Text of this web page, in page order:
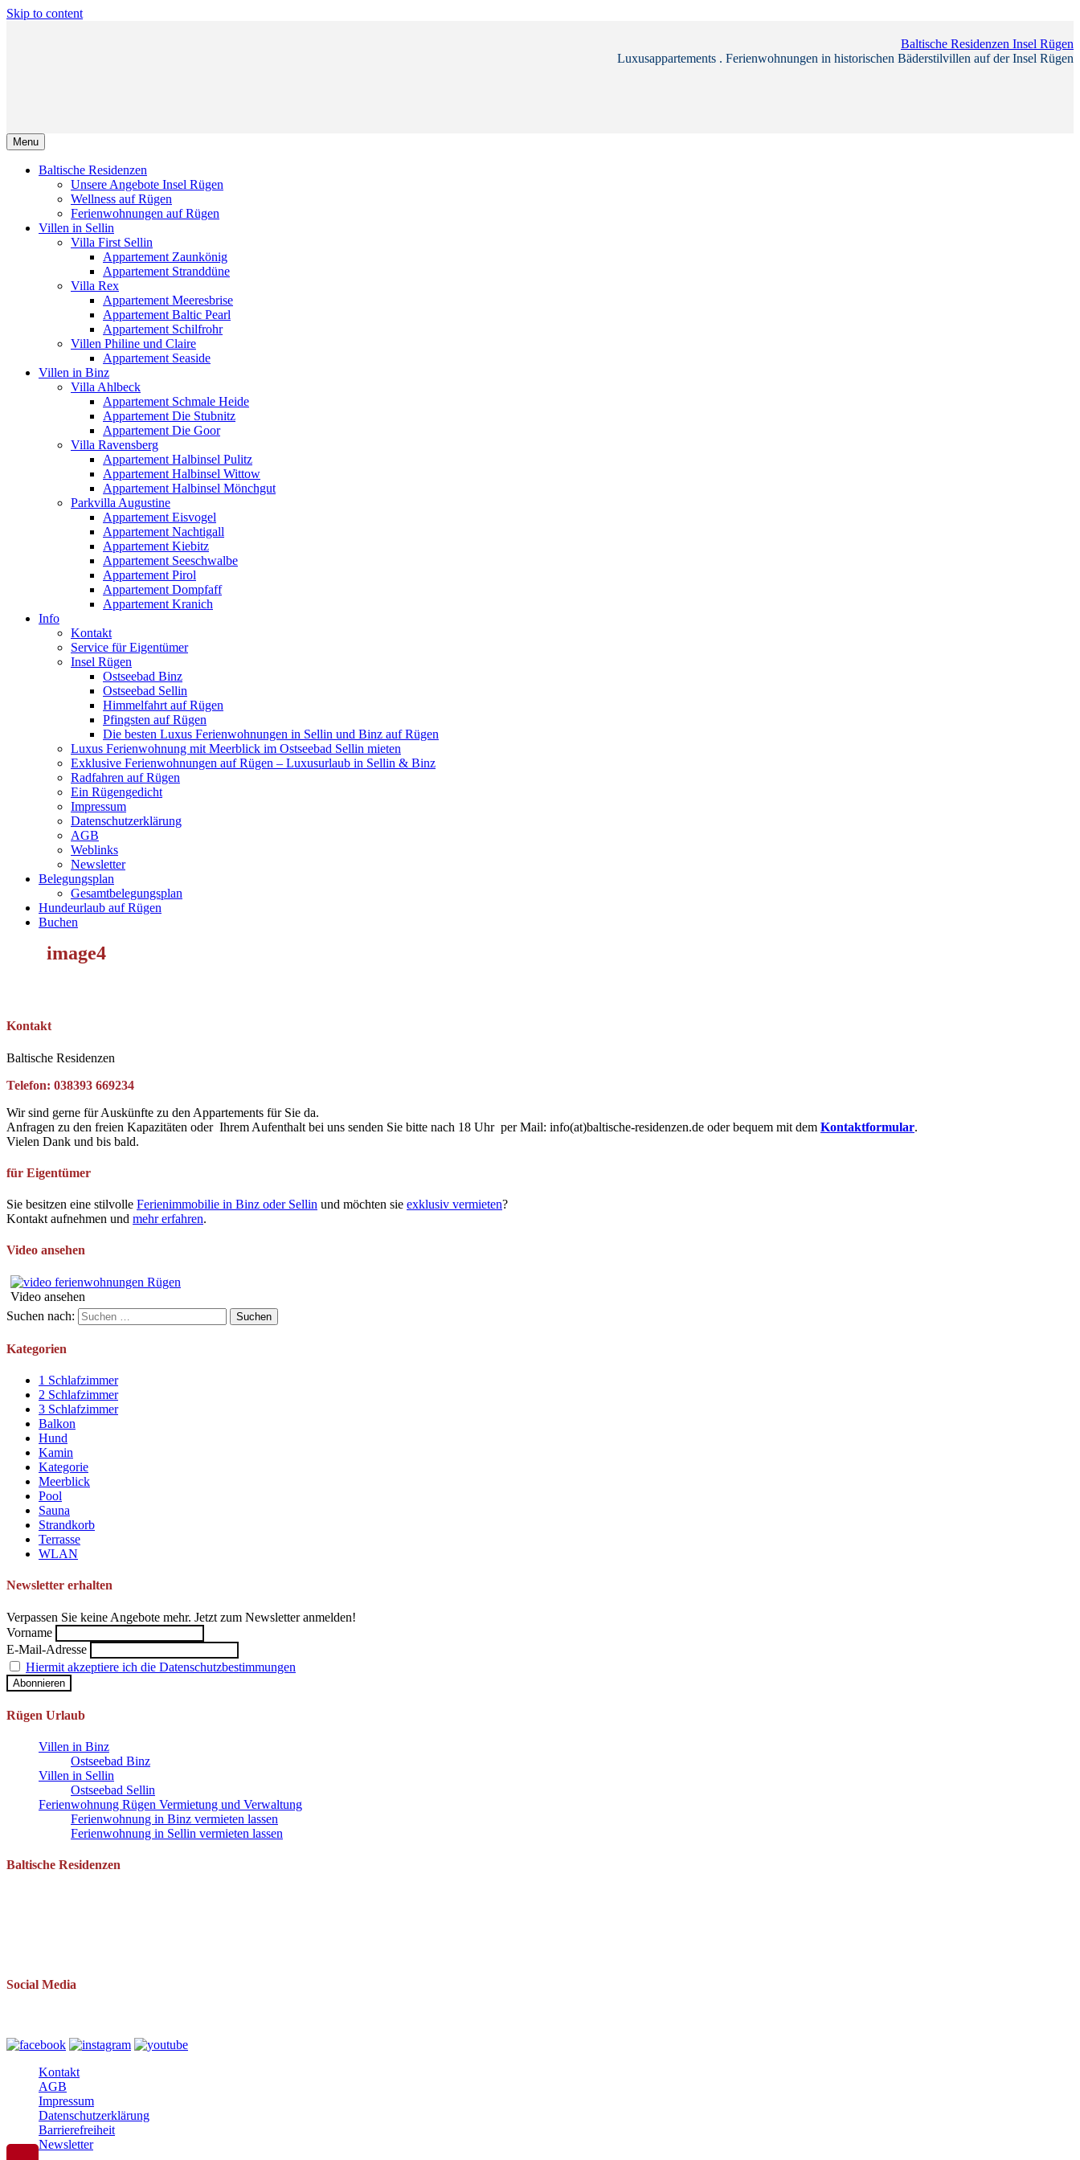
Skip to content
Baltische Residenzen Insel Rügen
Luxusappartements . Ferienwohnungen in historischen Bäderstilvillen auf der Insel Rügen
Menu
Baltische Residenzen
Unsere Angebote Insel Rügen
Wellness auf Rügen
Ferienwohnungen auf Rügen
Villen in Sellin
Villa First Sellin
Appartement Zaunkönig
Appartement Stranddüne
Villa Rex
Appartement Meeresbrise
Appartement Baltic Pearl
Appartement Schilfrohr
Villen Philine und Claire
Appartement Seaside
Villen in Binz
Villa Ahlbeck
Appartement Schmale Heide
Appartement Die Stubnitz
Appartement Die Goor
Villa Ravensberg
Appartement Halbinsel Pulitz
Appartement Halbinsel Wittow
Appartement Halbinsel Mönchgut
Parkvilla Augustine
Appartement Eisvogel
Appartement Nachtigall
Appartement Kiebitz
Appartement Seeschwalbe
Appartement Pirol
Appartement Dompfaff
Appartement Kranich
Info
Kontakt
Service für Eigentümer
Insel Rügen
Ostseebad Binz
Ostseebad Sellin
Himmelfahrt auf Rügen
Pfingsten auf Rügen
Die besten Luxus Ferienwohnungen in Sellin und Binz auf Rügen
Luxus Ferienwohnung mit Meerblick im Ostseebad Sellin mieten
Exklusive Ferienwohnungen auf Rügen – Luxusurlaub in Sellin & Binz
Radfahren auf Rügen
Ein Rügengedicht
Impressum
Datenschutzerklärung
AGB
Weblinks
Newsletter
Belegungsplan
Gesamtbelegungsplan
Hundeurlaub auf Rügen
Buchen
image4
Kontakt
Baltische Residenzen
Telefon: 038393 669234
Wir sind gerne für Auskünfte zu den Appartements für Sie da.
Anfragen zu den freien Kapazitäten oder Ihrem Aufenthalt bei uns senden Sie bitte nach 18 Uhr per Mail: info(at)baltische-residenzen.de oder bequem mit dem Kontaktformular.
Vielen Dank und bis bald.
für Eigentümer
Sie besitzen eine stilvolle Ferienimmobilie in Binz oder Sellin und möchten sie exklusiv vermieten?
Kontakt aufnehmen und mehr erfahren.
Video ansehen
Video ansehen
Suchen nach:
Kategorien
1 Schlafzimmer
2 Schlafzimmer
3 Schlafzimmer
Balkon
Hund
Kamin
Kategorie
Meerblick
Pool
Sauna
Strandkorb
Terrasse
WLAN
Newsletter erhalten
Verpassen Sie keine Angebote mehr. Jetzt zum Newsletter anmelden!
Vorname
E-Mail-Adresse
Hiermit akzeptiere ich die Datenschutzbestimmungen
Rügen Urlaub
Villen in Binz
Ostseebad Binz
Villen in Sellin
Ostseebad Sellin
Ferienwohnung Rügen Vermietung und Verwaltung
Ferienwohnung in Binz vermieten lassen
Ferienwohnung in Sellin vermieten lassen
Baltische Residenzen
Social Media
Kontakt
AGB
Impressum
Datenschutzerklärung
Barrierefreiheit
Newsletter